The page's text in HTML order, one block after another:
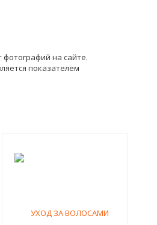
на сайте.
показателем